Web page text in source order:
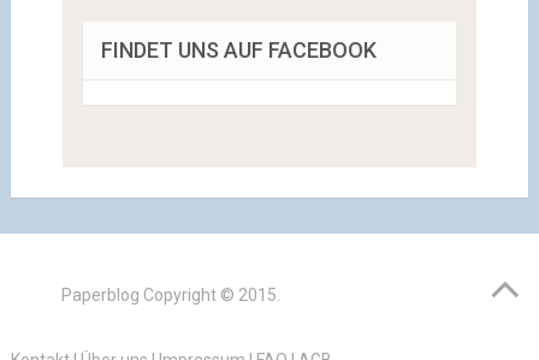
FINDET UNS AUF FACEBOOK
Paperblog Copyright © 2015.